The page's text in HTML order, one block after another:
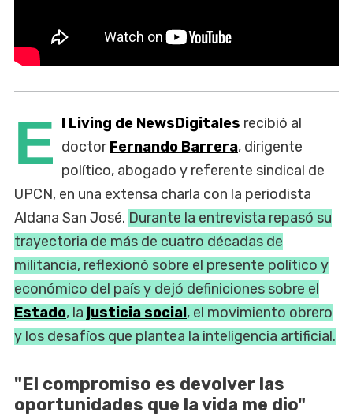
E l Living de NewsDigitales recibió al
doctorFernando Barrera, dirigente
político, abogado y referente sindical de
UPCN, en una extensa charla con la periodista
Aldana San José. Durante la entrevista repasó su
trayectoria de más de cuatro décadas de
militancia, reflexionó sobre el presente político y
económico del país y dejó definiciones sobre el
Estado, la justicia social, el movimiento obrero
y los desafíos que plantea la inteligencia artificial.
"El compromiso es devolver las
oportunidades que la vida me dio"